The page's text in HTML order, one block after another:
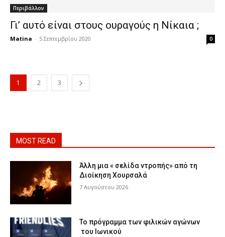
Περιβάλλον
Γι’ αυτό είναι στους ουραγούς η Νίκαια ;
Matina - 5 Σεπτεμβρίου 2020 0
1 2 3
MOST READ
Άλλη μια « σελίδα ντροπής» από τη
Διοίκηση Χουρσαλά
7 Αυγούστου 2026
Το πρόγραμμα των φιλικών αγώνων
του Ιωνικού